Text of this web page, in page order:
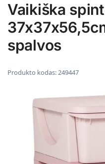
Vaikiška
spalvos
Produkto kodas:249447